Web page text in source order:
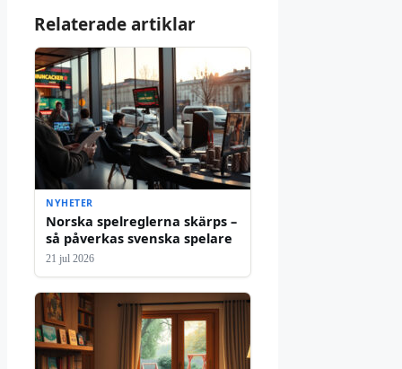
Relaterade artiklar
NYHETER
Norska spelreglerna skärps –
så påverkas svenska spelare
21 jul 2026